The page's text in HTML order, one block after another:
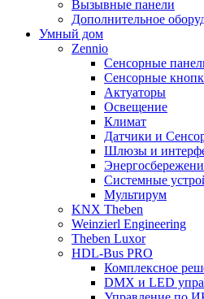
Вызывные панели
Дополнительное
Умный дом
Zennio
Сенсорные
Сенсорные
Актуаторы
Освещение
Климат
Датчики и
Шлюзы и
Системные
Мультирум
KNX Theben
Weinzierl Engineering
Theben Luxor
HDL-Bus PRO
Комплексное
DMX и LED